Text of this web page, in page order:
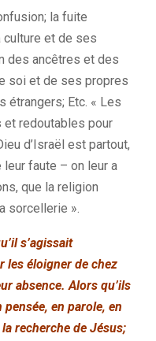
la fuite
culture et de ses
des ancêtres et des
soi et de ses propres
étrangers; Etc. « Les
redoutables pour
d’Israël est partout,
leur faute – on leur a
que la religion
sorcellerie ».
s’agissait
les éloigner de chez
absence. Alors qu’ils
en parole, en
recherche de Jésus;